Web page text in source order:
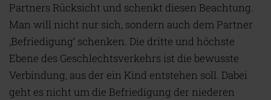
Partners Rücksicht und schenkt diesen Beachtung.
Man will nicht nur sich, sondern auch dem Partner
‚Befriedigung‘ schenken. Die dritte und höchste
Ebene des Geschlechtsverkehrs ist die bewusste
Verbindung, aus der ein Kind entstehen soll. Dabei
geht es nicht um die Befriedigung der niederen